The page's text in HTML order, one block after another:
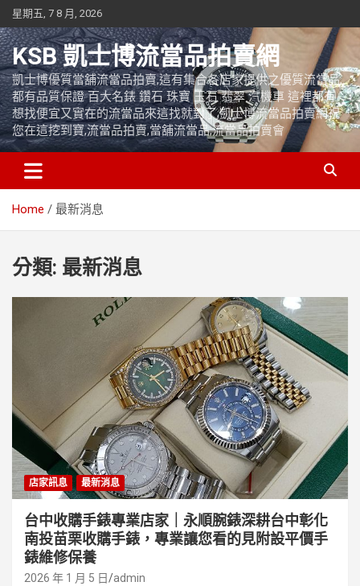
Skip
to
content
星期五, 7 8 月, 2026
KSB 凱士博流當品拍賣網
凱士博優質當舖流當品拍賣,這有集合各店家提供之優質流當品,
都有品質保證 百大名錶 鑽石 珠寶 玉石 翡翠 汽機車 這裡都有
想找便宜又實在的流當品來這找就對了,凱士博流當品拍賣網祝
您在這挖到寶,流當品拍賣,當舖流當品,流當品拍賣會
Home 最新消息
分類: 最新消息
店家訊息 最新消息
台中收購手錶專業店家｜永順腕錶深耕台中彰化
南投苗栗收購手錶，專業讓您看的見附設平價手
錶維修保養
2026 年 1 月 5 日 admin